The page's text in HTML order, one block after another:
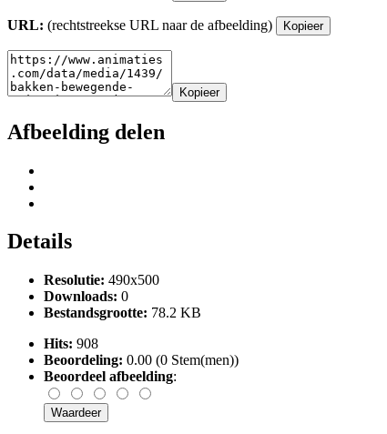
URL: (rechtstreekse URL naar de afbeelding) Kopieer
Kopieer
Afbeelding delen
Details
Resolutie: 490x500
Downloads: 0
Bestandsgrootte: 78.2 KB
Hits: 908
Beoordeling: 0.00 (0 Stem(men))
Beoordeel afbeelding: